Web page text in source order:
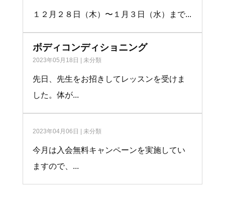
１２月２８日（木）〜１月３日（水）まで...
ボディコンディショニング
2023年05月18日 | 未分類
先日、先生をお招きしてレッスンを受けま
した。体が...
2023年04月06日 | 未分類
今月は入会無料キャンペーンを実施してい
ますので、...